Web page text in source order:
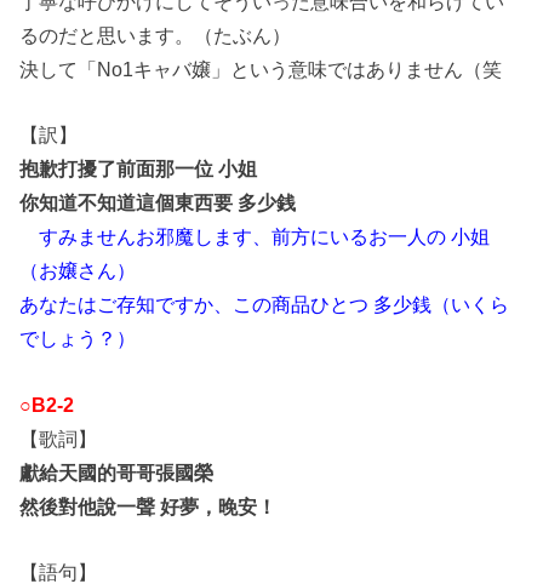
るのだと思います。（たぶん）
決して「No1キャバ嬢」という意味ではありません（笑
【訳】
抱歉打擾了前面那一位 小姐
你知道不知道這個東西要 多少銭
すみませんお邪魔します、前方にいるお一人の 小姐
（お嬢さん）
あなたはご存知ですか、この商品ひとつ 多少銭（いくら
でしょう？）
○B2-2
【歌詞】
獻給天國的哥哥張國榮
然後對他說一聲 好夢，晚安！
【語句】